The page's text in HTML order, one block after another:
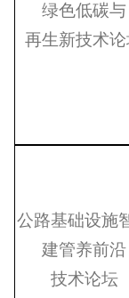
绿色低碳与
再生新技术
公路基础设施
建管养前沿
技术论坛